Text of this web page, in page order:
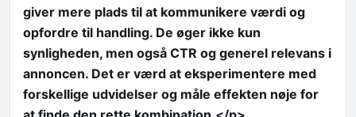
giver mere plads til at kommunikere værdi og
opfordre til handling. De øger ikke kun
synligheden, men også CTR og generel relevans i
annoncen. Det er værd at eksperimentere med
forskellige udvidelser og måle effekten nøje for